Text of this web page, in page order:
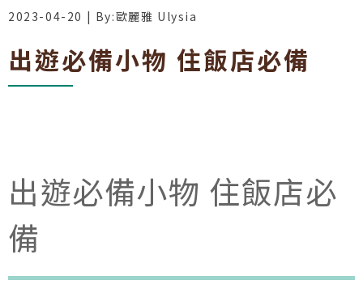
出遊必備小物 住飯店必備
2023-04-20
出遊必備小物 住飯店必
備